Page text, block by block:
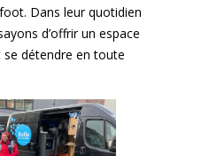
Dans leur quotidien
d’offrir un espace
détendre en toute